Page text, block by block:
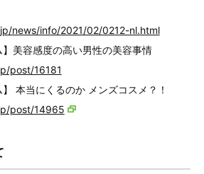
news/info/2021/02/0212-nl.html
】美容感度の高い男性の美容事情
post/16181
】 本当にくるのか メンズコスメ？！
post/14965